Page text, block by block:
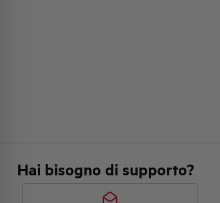
Hai bisogno di supporto?